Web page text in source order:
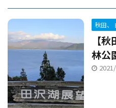
秋田、
【
林公